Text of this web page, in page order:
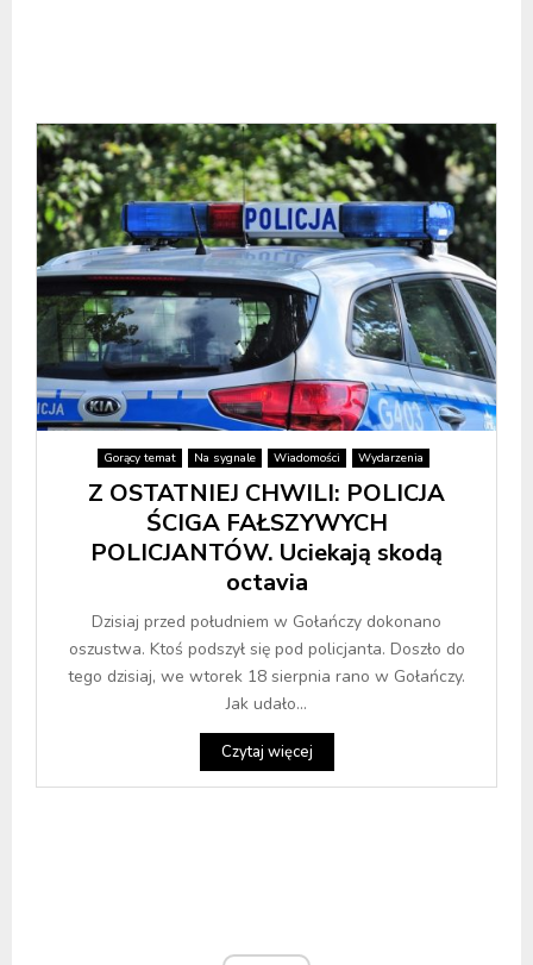
Gorący temat Na sygnale Wiadomości Wydarzenia
Z OSTATNIEJ CHWILI: POLICJA
ŚCIGA FAŁSZYWYCH
POLICJANTÓW. Uciekają skodą
octavia
Dzisiaj przed południem w Gołańczy dokonano
oszustwa. Ktoś podszył się pod policjanta. Doszło do
tego dzisiaj, we wtorek 18 sierpnia rano w Gołańczy.
Jak udało...
Czytaj więcej